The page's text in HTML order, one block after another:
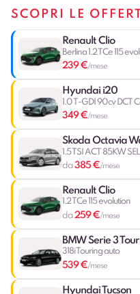
SCOPRI LE
Renault Clio
Berlina 1.2 TCe 115
239 €/mese
Hyundai i20
1.0 T-GDI 90cv DCT
349 €/mese
Skoda Octavia
1.5 TSI ACT 85KW
da385 €/mese
Renault Clio
1.2 TCe 115 evolution
da259 €/mese
BMW Serie 3
318i Touring auto
539 €/mese
Hyundai Tucson